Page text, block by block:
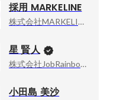
採用 MARKELINE
株式会社MARKELINE, 総務
星 賢人
株式会社JobRainbow, CEO
小田島 美沙